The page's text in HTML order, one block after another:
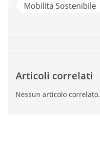
Mobilita Sostenibile
Articoli correlati
Nessun articolo correlato.